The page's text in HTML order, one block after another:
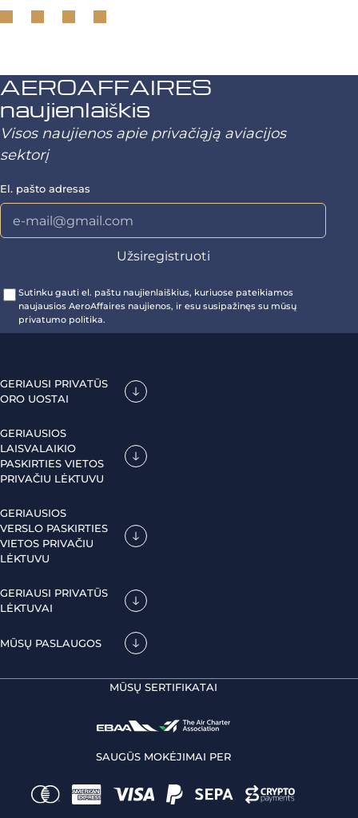
AEROAFFAIRES
naujienlaiškis
Visos naujienos apie privačiąją aviacijos
sektorį
El. pašto adresas
Sutinku gauti el. paštu naujienlaiškius, kuriuose pateikiamos
naujausios AeroAffaires naujienos, ir esu susipažinęs su mūsų
privatumo politika.
GERIAUSI PRIVATŪS
ORO UOSTAI
GERIAUSIOS
LAISVALAIKIO
PASKIRTIES VIETOS
PRIVAČIU LĖKTUVU
GERIAUSIOS
VERSLO PASKIRTIES
VIETOS PRIVAČIU
LĖKTUVU
GERIAUSI PRIVATŪS
LĖKTUVAI
MŪSŲ PASLAUGOS
MŪSŲ SERTIFIKATAI
SAUGŪS MOKĖJIMAI PER